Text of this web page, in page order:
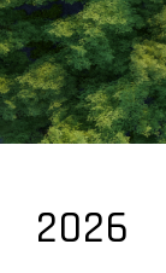
2026